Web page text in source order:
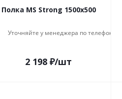
Полка MS Strong 1500x500
Уточняйте у менеджера по телефону
2 198 ₽/шт